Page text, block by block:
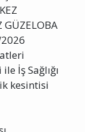
İş Sağlığı
kesintisi